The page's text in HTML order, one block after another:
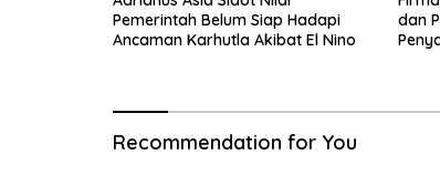
Pemerintah Belum Siap Hadapi
Ancaman Karhutla Akibat El Nino
dan
Recommendation for You